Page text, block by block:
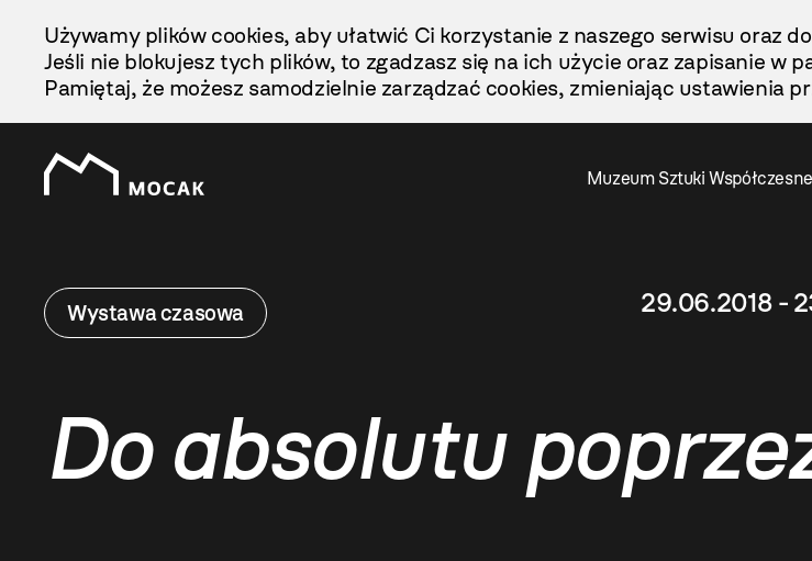
Treści
Używamy plików cookies, aby ułatwić Ci korzystanie z naszego serwisu oraz
Jeśli nie blokujesz tych plików, to zgadzasz się na ich użycie oraz zapisanie w
Pamiętaj, że możesz samodzielnie zarządzać cookies, zmieniając ustawienia
Muzeum Sztuki
Wystawa czasowa 29.06.2018 -
Do absolutu